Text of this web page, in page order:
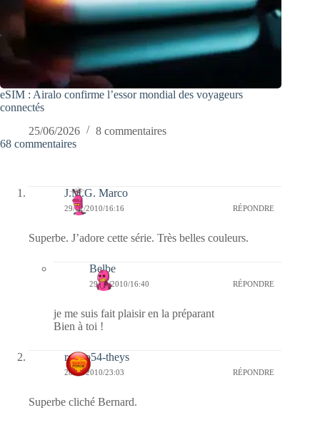
eSIM : Airalo confirme l’essor mondial des voyageurs
connectés
25/06/2026
8 commentaires
68 commentaires
J.M.G. Marco
29/01/2010/16:16 RÉPONDRE
Superbe. J’adore cette série. Très belles couleurs.
Belbe
29/01/2010/16:40 RÉPONDRE
je me suis fait plaisir en la préparant
Bien à toi !
rolero54-theys
28/01/2010/23:03 RÉPONDRE
Superbe cliché Bernard.